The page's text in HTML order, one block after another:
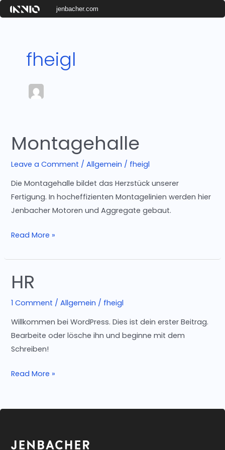
Skip
to
jenbacher.com
fheigl
Montagehalle
Leave a Comment /Allgemein / fheigl
Die Montagehalle bildet das Herzstück unserer
Fertigung. In hocheffizienten Montagelinien werden hier
Jenbacher Motoren und Aggregate gebaut.
Montagehalle
Read More »
HR
1 Comment /Allgemein / fheigl
Willkommen bei WordPress. Dies ist dein erster Beitrag.
Bearbeite oder lösche ihn und beginne mit dem
Schreiben!
HR
Read More »